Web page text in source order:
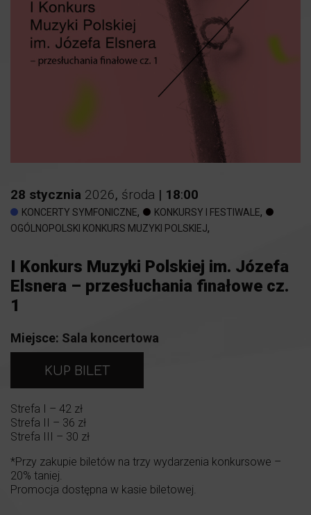
28 stycznia 2026, środa | 18:00
KONCERTY SYMFONICZNE, KONKURSY I FESTIWALE,
OGÓLNOPOLSKI KONKURS MUZYKI POLSKIEJ,
I Konkurs Muzyki Polskiej im. Józefa
Elsnera – przesłuchania finałowe cz.
1
Miejsce: Sala koncertowa
KUP BILET
Strefa I – 42 zł
Strefa II – 36 zł
Strefa III – 30 zł
*Przy zakupie biletów na trzy wydarzenia konkursowe –
20% taniej.
Promocja dostępna w kasie biletowej.